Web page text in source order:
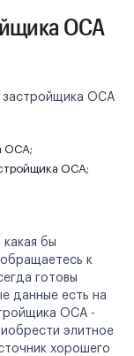
ОСА
застройщика ОСА
ОСА;
ОСА;
бы
к
готовы
данные есть на
ОСА -
элитное
хорошего